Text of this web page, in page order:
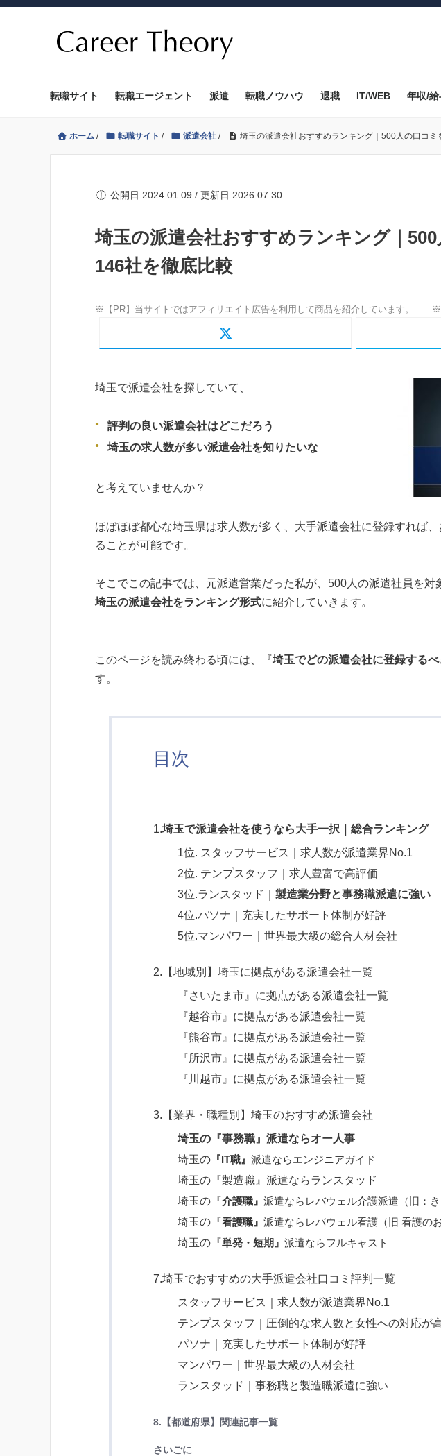
転職サイト 転職エージェント 派遣 転職ノウハウ 退職 IT/WEB 年収/給
ホーム / 転職サイト / 派遣会社 / 埼玉の派遣会社おすすめランキング｜500人の口コミ
公開日:2024.01.09 / 更新日:2026.07.30
埼玉の派遣会社おすすめランキング｜
146社を徹底比較
埼玉で派遣会社を探していて、
評判の良い派遣会社はどこだろう
埼玉の求人数が多い派遣会社を知りたいな
と考えていませんか？
ほぼほぼ都心な埼玉県は求人数が多く、大手派遣会社に登録すれば
ることが可能です。
そこでこの記事では、元派遣営業だった私が、500人の派遣社員を対
埼玉の派遣会社をランキング形式に紹介していきます。
このページを読み終わる頃には、『埼玉でどの派遣会社に登録するべ
す。
目次
1.埼玉で派遣会社を使うなら大手一択｜総合ランキング
1位. スタッフサービス｜求人数が派遣業界No.1
2位. テンプスタッフ｜求人豊富で高評価
3位.ランスタッド｜製造業分野と事務職派遣に強い
4位.パソナ｜充実したサポート体制が好評
5位.マンパワー｜世界最大級の総合人材会社
2.【地域別】埼玉に拠点がある派遣会社一覧
『さいたま市』に拠点がある派遣会社一覧
『越谷市』に拠点がある派遣会社一覧
『熊谷市』に拠点がある派遣会社一覧
『所沢市』に拠点がある派遣会社一覧
『川越市』に拠点がある派遣会社一覧
3.【業界・職種別】埼玉のおすすめ派遣会社
埼玉の『事務職』派遣ならオー人事
埼玉の 『IT職』派遣ならエンジニアガイド
埼玉の『製造職』派遣ならランスタッド
埼玉の『介護職』派遣ならレバウェル介護派遣（旧：き
埼玉の『看護職』派遣ならレバウェル看護（旧 看護のお
埼玉の『単発・短期』派遣ならフルキャスト
7.埼玉でおすすめの大手派遣会社口コミ評判一覧
スタッフサービス｜求人数が派遣業界No.1
テンプスタッフ｜圧倒的な求人数と女性への対応が
パソナ｜充実したサポート体制が好評
マンパワー｜世界最大級の人材会社
ランスタッド｜事務職と製造職派遣に強い
8. 【都道府県】関連記事一覧
さいごに